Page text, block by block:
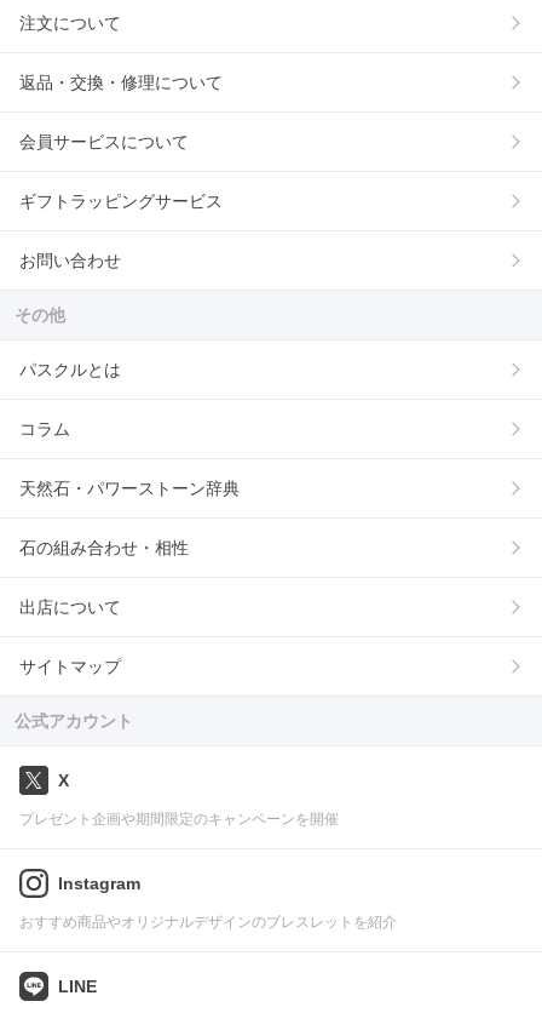
注文について
返品・交換・修理について
会員サービスについて
ギフトラッピングサービス
お問い合わせ
その他
パスクルとは
コラム
天然石・パワーストーン辞典
石の組み合わせ・相性
出店について
サイトマップ
公式アカウント
X
プレゼント企画や期間限定のキャンペーンを開催
Instagram
おすすめ商品やオリジナルデザインのブレスレットを紹介
LINE